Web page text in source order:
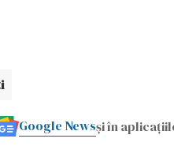
Google Newsși în